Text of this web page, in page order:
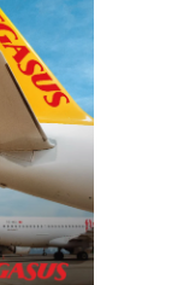
GÜN
BINI AŞTI
YAKIT
IÇIN